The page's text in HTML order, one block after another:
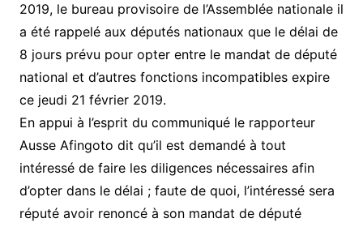
2019, le bureau provisoire de l’Assemblée nationale il
a été rappelé aux députés nationaux que le délai de
8 jours prévu pour opter entre le mandat de député
national et d’autres fonctions incompatibles expire
ce jeudi 21 février 2019.
En appui à l’esprit du communiqué le rapporteur
Ausse Afingoto dit qu’il est demandé à tout
intéressé de faire les diligences nécessaires afin
d’opter dans le délai ; faute de quoi, l’intéressé sera
réputé avoir renoncé à son mandat de député